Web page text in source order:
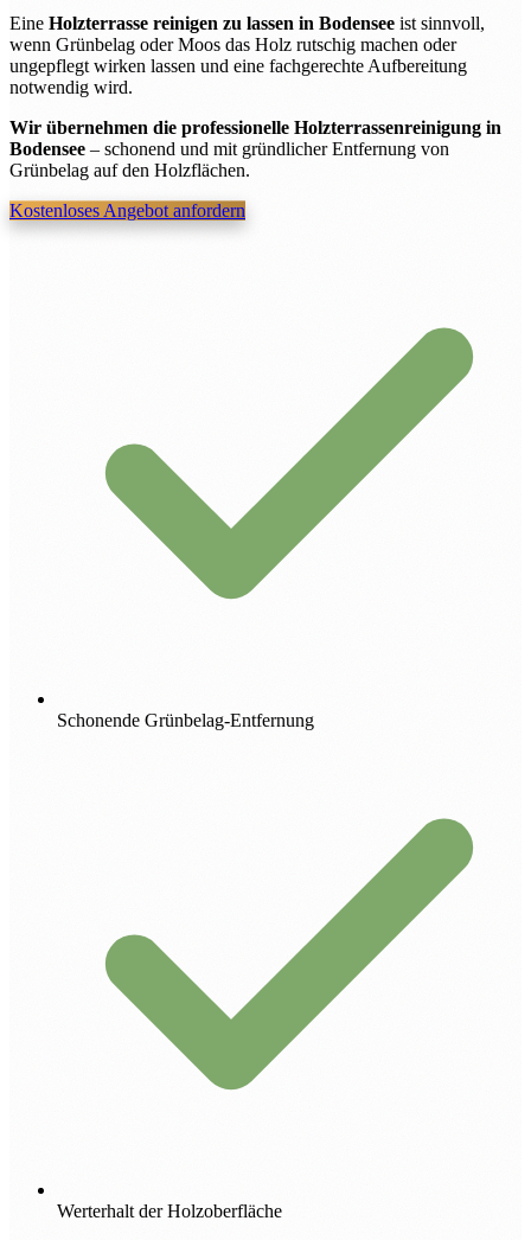
Eine Holzterrasse reinigen zu lassen in Bodensee ist sinnvoll,
wenn Grünbelag oder Moos das Holz rutschig machen oder
ungepflegt wirken lassen und eine fachgerechte Aufbereitung
notwendig wird.
Wir übernehmen die professionelle Holzterrassenreinigung in
Bodensee– schonend und mit gründlicher Entfernung von
Grünbelag auf den Holzflächen.
Kostenloses Angebot anfordern
Schonende Grünbelag-Entfernung
Werterhalt der Holzoberfläche